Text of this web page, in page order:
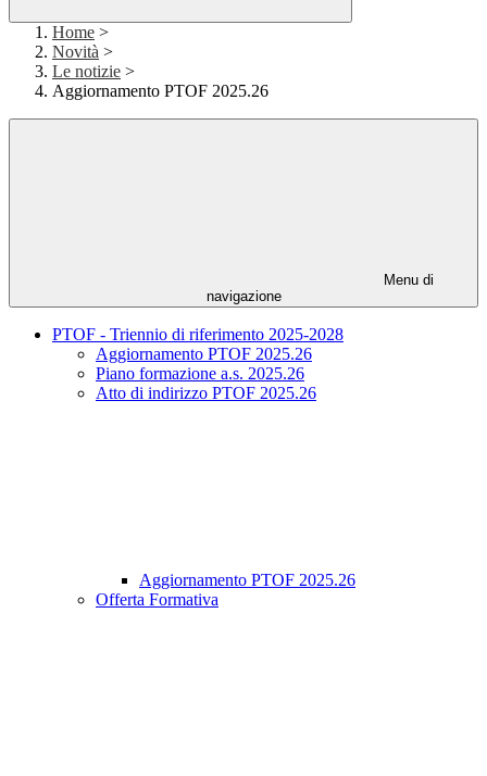
Home >
Novità >
Le notizie >
Aggiornamento PTOF 2025.26
Menu di
navigazione
PTOF - Triennio di riferimento 2025-2028
Aggiornamento PTOF 2025.26
Piano formazione a.s. 2025.26
Atto di indirizzo PTOF 2025.26
Aggiornamento PTOF 2025.26
Offerta Formativa